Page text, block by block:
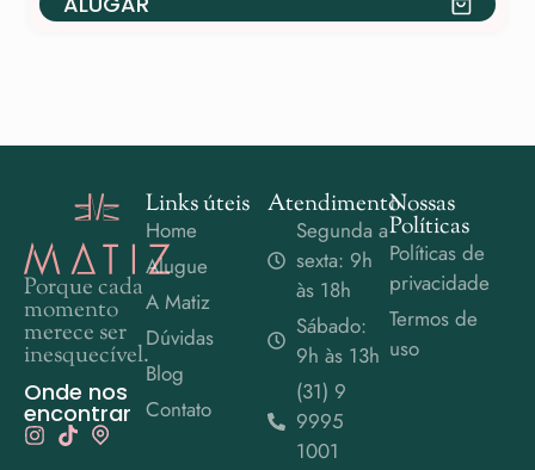
Porque cada
momento
merece ser
inesquecível.
Onde nos
encontrar
Links úteis
Home
Alugue
A Matiz
Dúvidas
Blog
Contato
Atendimento
Segunda a
sexta: 9h
às 18h
Sábado:
9h às 13h
(31) 9
9995
1001
Nossas
Políticas
Políticas de
privacidade
Termos de
uso